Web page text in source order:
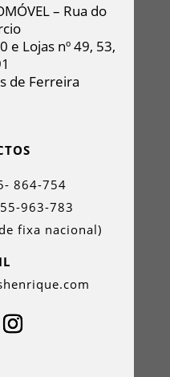
– Rua do
e Lojas nº 49, 53,
de Ferreira
864-754
963-783
fixa nacional)